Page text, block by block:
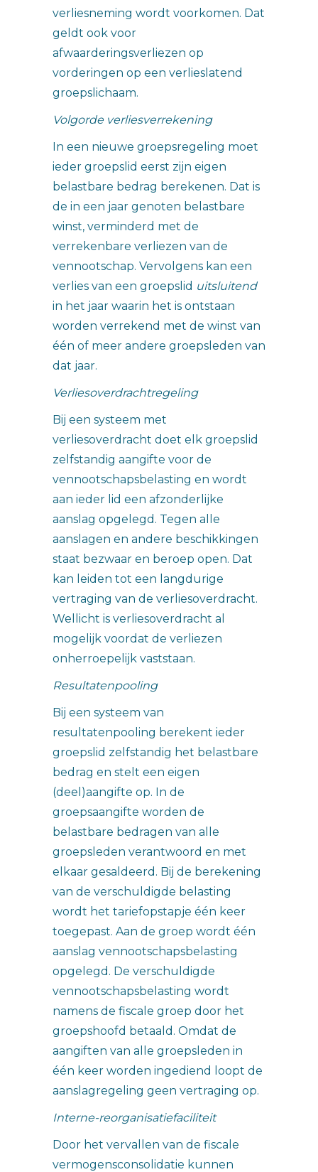
verliesneming wordt voorkomen. Dat
geldt ook voor
afwaarderingsverliezen op
vorderingen op een verlieslatend
groepslichaam.
Volgorde verliesverrekening
In een nieuwe groepsregeling moet
ieder groepslid eerst zijn eigen
belastbare bedrag berekenen. Dat is
de in een jaar genoten belastbare
winst, verminderd met de
verrekenbare verliezen van de
vennootschap. Vervolgens kan een
verlies van een groepslid uitsluitend
in het jaar waarin het is ontstaan
worden verrekend met de winst van
één of meer andere groepsleden van
dat jaar.
Verliesoverdrachtregeling
Bij een systeem met
verliesoverdracht doet elk groepslid
zelfstandig aangifte voor de
vennootschapsbelasting en wordt
aan ieder lid een afzonderlijke
aanslag opgelegd. Tegen alle
aanslagen en andere beschikkingen
staat bezwaar en beroep open. Dat
kan leiden tot een langdurige
vertraging van de verliesoverdracht.
Wellicht is verliesoverdracht al
mogelijk voordat de verliezen
onherroepelijk vaststaan.
Resultatenpooling
Bij een systeem van
resultatenpooling berekent ieder
groepslid zelfstandig het belastbare
bedrag en stelt een eigen
(deel)aangifte op. In de
groepsaangifte worden de
belastbare bedragen van alle
groepsleden verantwoord en met
elkaar gesaldeerd. Bij de berekening
van de verschuldigde belasting
wordt het tariefopstapje één keer
toegepast. Aan de groep wordt één
aanslag vennootschapsbelasting
opgelegd. De verschuldigde
vennootschapsbelasting wordt
namens de fiscale groep door het
groepshoofd betaald. Omdat de
aangiften van alle groepsleden in
één keer worden ingediend loopt de
aanslagregeling geen vertraging op.
Interne-reorganisatiefaciliteit
Door het vervallen van de fiscale
vermogensconsolidatie kunnen